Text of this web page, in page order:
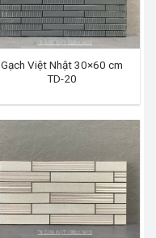
Gạch Việt Nhật 30×60 cm
TD-20